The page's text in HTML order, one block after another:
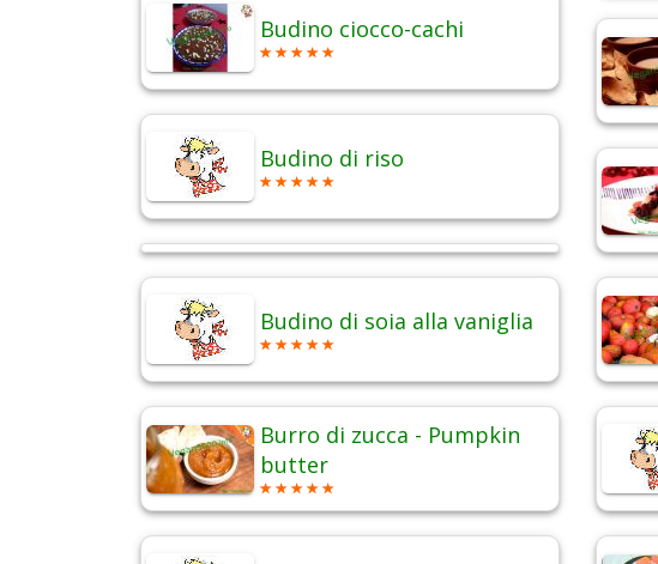
Budino ciocco-cachi
Budino di riso
Budino di soia alla vaniglia
Burro di zucca - Pumpkin
butter